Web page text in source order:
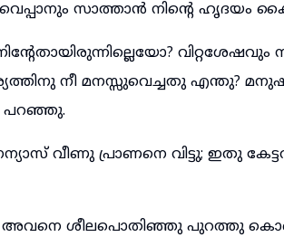
സാത്താൻ നിന്റെ ഹൃദയം
വിറ്റശേഷവും
നീ മനസ്സുവെച്ചതു എന്തു?
പറഞ്ഞു.
വീണു പ്രാണനെ വിട്ടു; ഇതു
അവനെ ശീലപൊതിഞ്ഞു പുറത്തു